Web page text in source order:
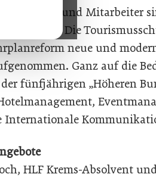
und Mitarbeiter
je gefragt. Die
neue und
Ganz auf die
fünfjährigen „Höheren
Internationale
HLF Krems-Absolvent